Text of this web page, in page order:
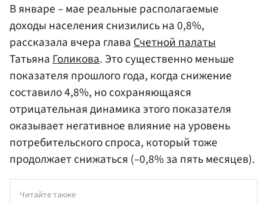
В январе – мае реальные располагаемые
доходы населения снизились на 0,8%,
рассказала вчера главаСчетной палаты
ТатьянаГоликова. Это существенно меньше
показателя прошлого года, когда снижение
составило 4,8%, но сохраняющаяся
отрицательная динамика этого показателя
оказывает негативное влияние на уровень
потребительского спроса, который тоже
продолжает снижаться (–0,8% за пять месяцев).
Читайте также